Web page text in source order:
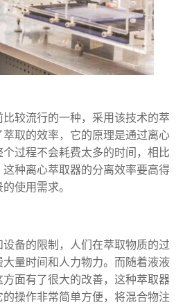
较流行的一种，采用该技术的萃
取的效率，它的原理是通过离心
过程不会耗费太多的时间，相比
种离心萃取器的分离效率要高得
使用需求。
备的限制，人们在萃取物质的过
量时间和人力物力。而随着液液
面有了很大的改善，这种萃取器
操作非常简单方便，将混合物注